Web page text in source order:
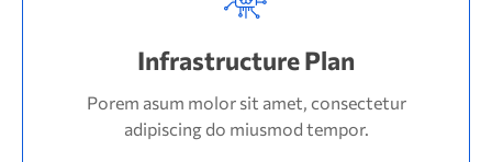
Infrastructure Plan
Porem asum molor sit amet, consectetur
adipiscing do miusmod tempor.
Infrastructure Plan
adipiscing do miusmod tempor.